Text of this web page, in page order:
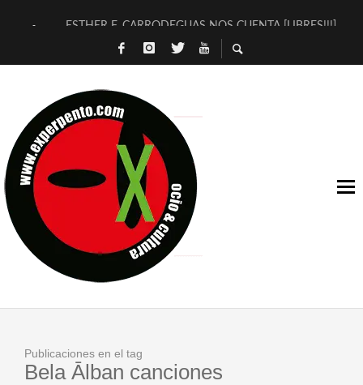
ESTHER F. CARRODEGUAS NOS CUENTA [LIBRES!!!]
[TERRA DE GUAPES] DE SANDRA MONFORT
TIMBRE 4, LA ESCUELA DEL DIRECTOR TEATRAL CLAUDIO
30 AÑOS (NO ES NADA) DE LA KATARSIS DEL TOMATAZO
MILITARES JUDÍAS EN #EXVITA
D’BALDOMEROS REINVENTAN [BITÁCORA 3.0] EN EXVITA
MARSHALL FLASH PRESENTA EN EXVITA [RELATIVA
JOFRE BARDAGÍ EN EXVITA INTERPRETANDO A SERRAT
Publicaciones en el tag
Bela Ālban canciones